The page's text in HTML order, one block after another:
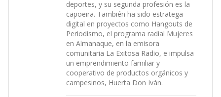
deportes, y su segunda profesión es la
capoeira. También ha sido estratega
digital en proyectos como Hangouts de
Periodismo, el programa radial Mujeres
en Almanaque, en la emisora
comunitaria La Exitosa Radio, e impulsa
un emprendimiento familiar y
cooperativo de productos orgánicos y
campesinos, Huerta Don Iván.